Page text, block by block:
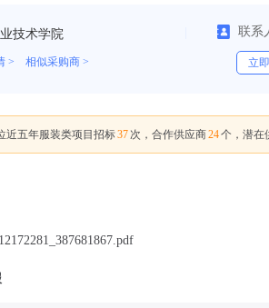
技术学院
> 相似采购商 >
联系
立
近五年服装类项目招标37 次，合作供应商24个，潜在